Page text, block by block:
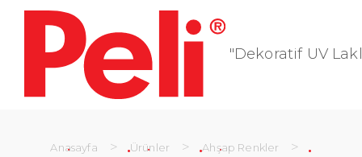
"Dekoratif UV
Anasayfa > Ürünler > Ahşap Renkler >